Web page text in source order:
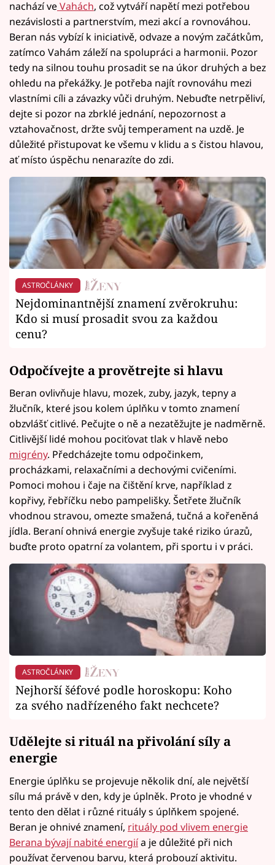
nachází veVahách, což vytváří napětí mezi potřebou
nezávislosti a partnerstvím, mezi akcí a rovnováhou.
Beran nás vybízí k iniciativě, odvaze a novým začátkům,
zatímco Vahám záleží na spolupráci a harmonii. Pozor
tedy na silnou touhu prosadit se na úkor druhých a bez
ohledu na překážky. Je potřeba najít rovnováhu mezi
vlastními cíli a závazky vůči druhým. Nebuďte netrpěliví,
dejte si pozor na zbrklé jednání, nepozornost a
vztahovačnost, držte svůj temperament na uzdě. Je
důležité přistupovat ke všemu v klidu a s čistou hlavou,
ať místo úspěchu nenarazíte do zdi.
ASTROČLÁNKY
Nejdominantnější znamení zvěrokruhu:
Kdo si musí prosadit svou za každou
cenu?
Odpočívejte a provětrejte si hlavu
Beran ovlivňuje hlavu, mozek, zuby, jazyk, tepny a
žlučník, které jsou kolem úplňku v tomto znamení
obzvlášť citlivé. Pečujte o ně a nezatěžujte je nadměrně.
Citlivější lidé mohou pociťovat tlak v hlavě nebo
migrény. Předcházejte tomu odpočinkem,
procházkami, relaxačními a dechovými cvičeními.
Pomoci mohou i čaje na čištění krve, například z
kopřivy, řebříčku nebo pampelišky. Šetřete žlučník
vhodnou stravou, omezte smažená, tučná a kořeněná
jídla. Beraní ohnivá energie zvyšuje také riziko úrazů,
buďte proto opatrní za volantem, při sportu i v práci.
ASTROČLÁNKY
Nejhorší šéfové podle horoskopu: Koho
za svého nadřízeného fakt nechcete?
Udělejte si rituál na přivolání síly a
energie
Energie úplňku se projevuje několik dní, ale největší
sílu má právě v den, kdy je úplněk. Proto je vhodné v
tento den dělat i různé rituály s úplňkem spojené.
Beran je ohnivé znamení, rituály pod vlivem energie
Berana bývají nabité energiía je důležité při nich
používat červenou barvu, která probouzí aktivitu.